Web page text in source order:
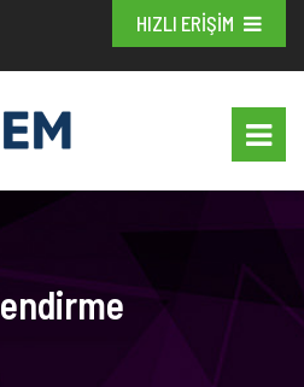
HIZLI ERİŞİM